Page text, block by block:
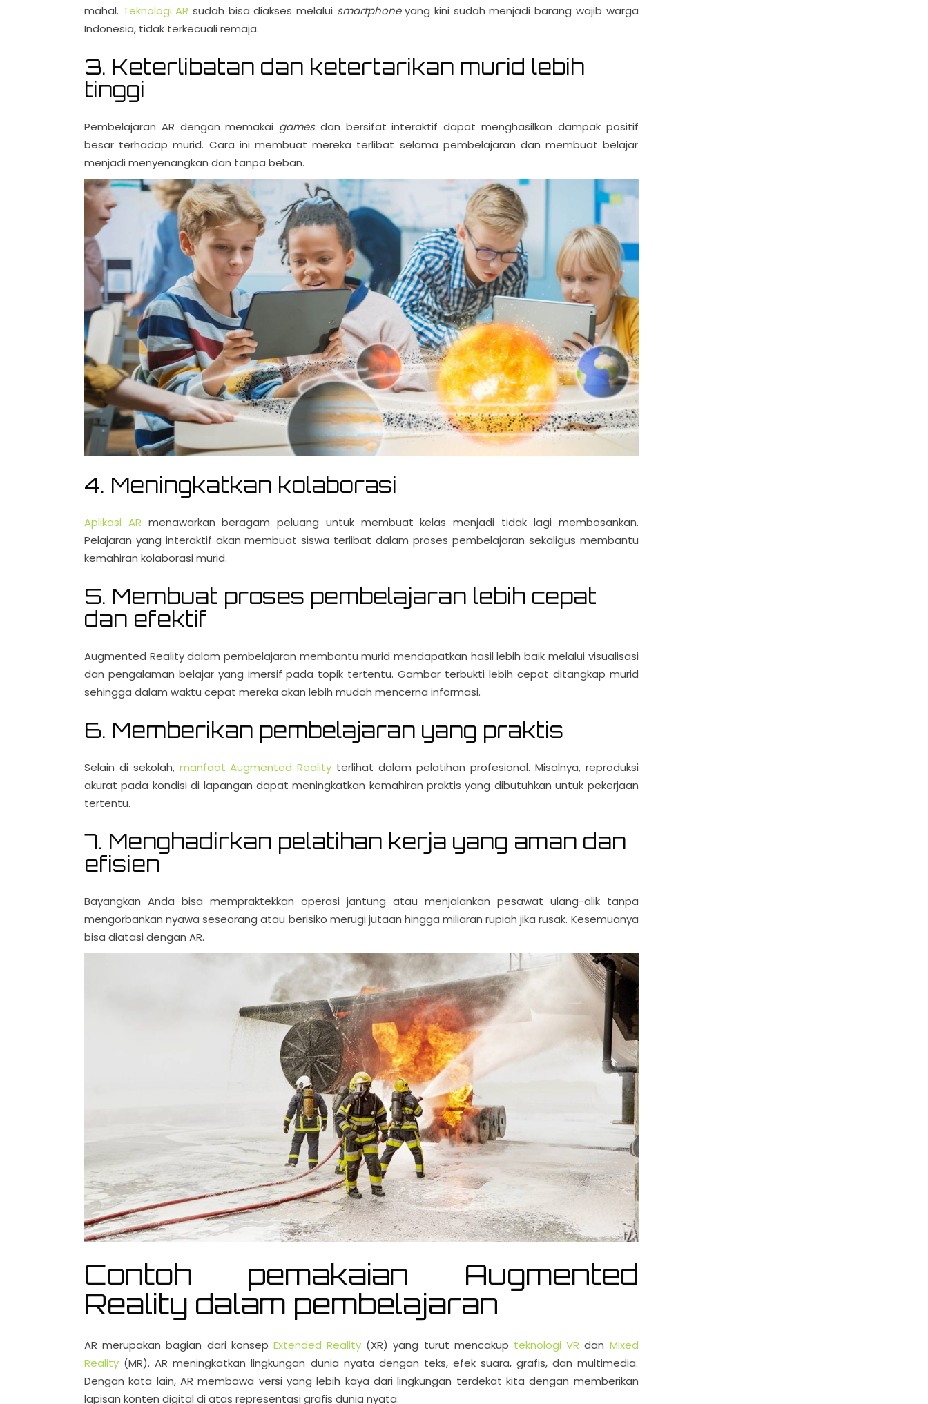
mahal. Teknologi AR sudah bisa diakses melalui smartphoneyang kini sudah menjadi barang wajib warga
Indonesia, tidak terkecuali remaja.
3. Keterlibatan dan ketertarikan murid lebih
tinggi
Pembelajaran AR dengan memakai games dan bersifat interaktif dapat menghasilkan dampak positif
besar terhadap murid. Cara ini membuat mereka terlibat selama pembelajaran dan membuat belajar
menjadi menyenangkan dan tanpa beban.
4. Meningkatkan kolaborasi
Aplikasi AR menawarkan beragam peluang untuk membuat kelas menjadi tidak lagi membosankan.
Pelajaran yang interaktif akan membuat siswa terlibat dalam proses pembelajaran sekaligus membantu
kemahiran kolaborasi murid.
5. Membuat proses pembelajaran lebih cepat
dan efektif
Augmented Reality dalam pembelajaran membantu murid mendapatkan hasil lebih baik melalui visualisasi
dan pengalaman belajar yang imersif pada topik tertentu. Gambar terbukti lebih cepat ditangkap murid
sehingga dalam waktu cepat mereka akan lebih mudah mencerna informasi.
6. Memberikan pembelajaran yang praktis
Selain di sekolah, manfaat Augmented Reality terlihat dalam pelatihan profesional. Misalnya, reproduksi
akurat pada kondisi di lapangan dapat meningkatkan kemahiran praktis yang dibutuhkan untuk pekerjaan
tertentu.
7. Menghadirkan pelatihan kerja yang aman dan
efisien
Bayangkan Anda bisa mempraktekkan operasi jantung atau menjalankan pesawat ulang-alik tanpa
mengorbankan nyawa seseorang atau berisiko merugi jutaan hingga miliaran rupiah jika rusak. Kesemuanya
bisa diatasi dengan AR.
Contoh pemakaian Augmented
Reality dalam pembelajaran
AR merupakan bagian dari konsep Extended Reality (XR) yang turut mencakup teknologi VR dan Mixed
Reality (MR). AR meningkatkan lingkungan dunia nyata dengan teks, efek suara, grafis, dan multimedia.
Dengan kata lain, AR membawa versi yang lebih kaya dari lingkungan terdekat kita dengan memberikan
lapisan konten digital di atas representasi grafis dunia nyata.